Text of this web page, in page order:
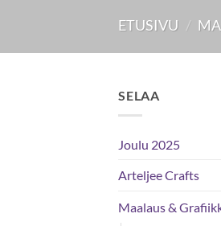
ETUSIVU /
SELAA
Joulu 2025
Arteljee Crafts
Maalaus &